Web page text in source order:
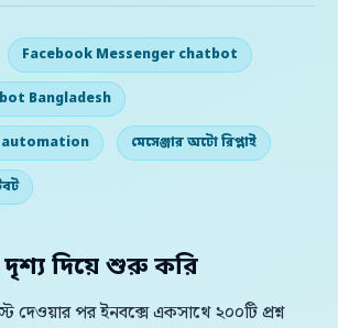
Facebook Messenger chatbot
Bangladesh
automation মেসেঞ্জার অটো রিপ্লাই
দৃশ্য দিয়ে শুরু করি
পর ইনবক্সে একসাথে ২০০টি প্রশ্ন